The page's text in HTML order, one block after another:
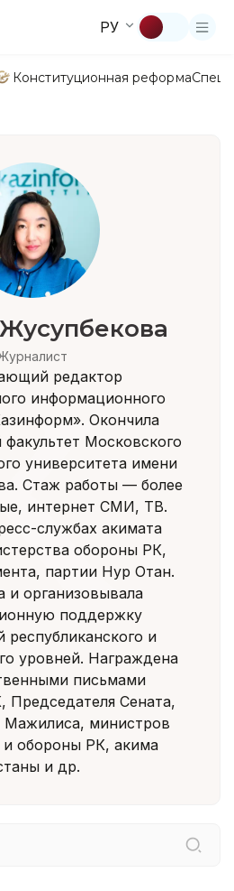
РУ
Конституционная реформа
редактор
информационного
Окончила
факультет Московского
университета имени
Стаж работы — более
интернет СМИ, ТВ.
службах акимата
обороны РК,
партии Нур Отан.
и организовывала
поддержку
республиканского и
уровней. Награждена
письмами
Председателя Сената,
Мажилиса, министров
обороны РК, акима
и др.